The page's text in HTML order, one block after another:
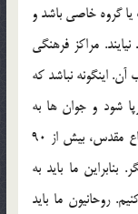
گروه خاصی باشد و
مراکز فرهنگی
آن. اینگونه نباشد که
شود و جوان ها به
حسینیه بروند و پیرمردها به مسجد. در سال های دفاع مقدس، بیش از 90
ما باید به
روحانیون ما باید